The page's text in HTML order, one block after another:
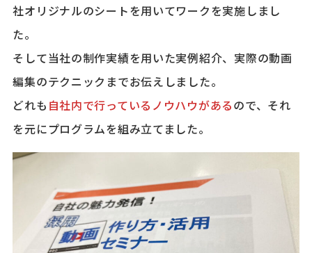
社オリジナルのシートを用いてワークを実施しまし
た。
そして当社の制作実績を用いた実例紹介、実際の動画
編集のテクニックまでお伝えしました。
どれも 自社内で行っているノウハウがある ので、それ
を元にプログラムを組み立てました。